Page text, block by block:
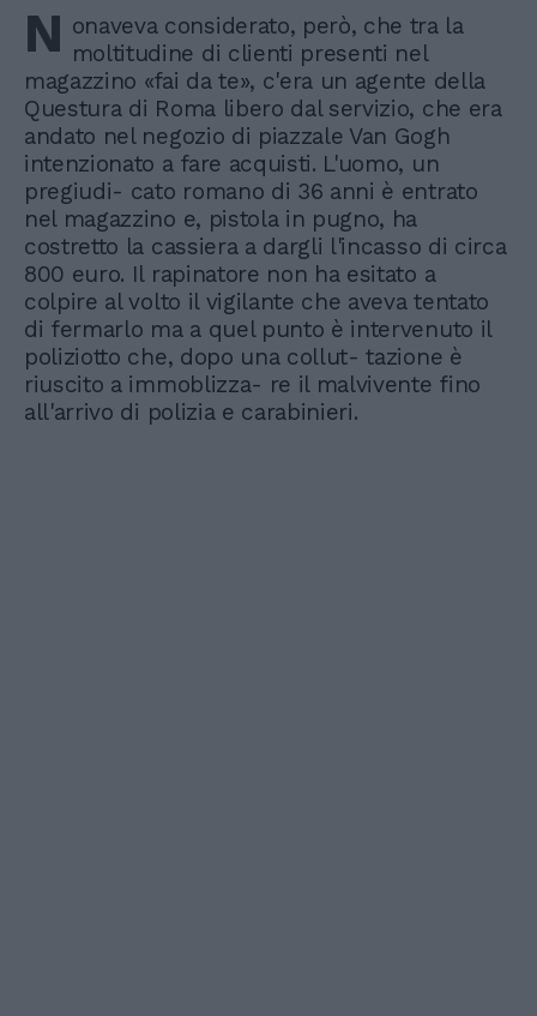
N onaveva considerato, però, che tra la
moltitudine di clienti presenti nel
magazzino «fai da te», c'era un agente della
Questura di Roma libero dal servizio, che era
andato nel negozio di piazzale Van Gogh
intenzionato a fare acquisti. L'uomo, un
pregiudi- cato romano di 36 anni è entrato
nel magazzino e, pistola in pugno, ha
costretto la cassiera a dargli l'incasso di circa
800 euro. Il rapinatore non ha esitato a
colpire al volto il vigilante che aveva tentato
di fermarlo ma a quel punto è intervenuto il
poliziotto che, dopo una collut- tazione è
riuscito a immoblizza- re il malvivente fino
all'arrivo di polizia e carabinieri.